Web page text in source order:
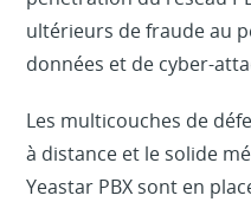
ultérieurs de fraude au
données et de cyber-
Les multicouches de
à distance et le solide
Yeastar PBX sont en